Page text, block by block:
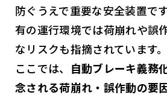
防ぐうえで重要な安全装置で
有の運行環境では荷崩れや誤
なリスクも指摘されています。
ここでは、 自動ブレーキ義務
念される荷崩れ・誤作動の要